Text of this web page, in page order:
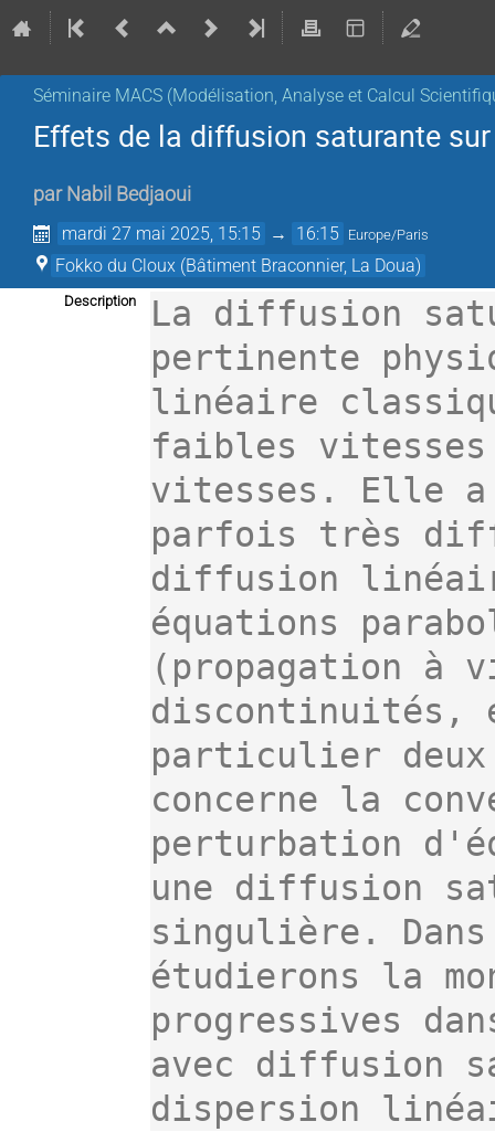
Séminaire MACS (Modélisation, Analyse et Calcul
Effets de la diffusion saturante
par Nabil Bedjaoui
mardi 27 mai 2025, 15:15 → 16:15 Europe/Paris
Fokko du Cloux (Bâtiment Braconnier, La Doua)
Description
La diffusion
pertinente
linéaire
faibles vitesses
vitesses. Elle a
parfois très
diffusion
équations
(propagation à
discontinuités,
particulier deux
concerne la
perturbation
une diffusion
singulière.
étudierons la
progressives
avec diffusion
dispersion